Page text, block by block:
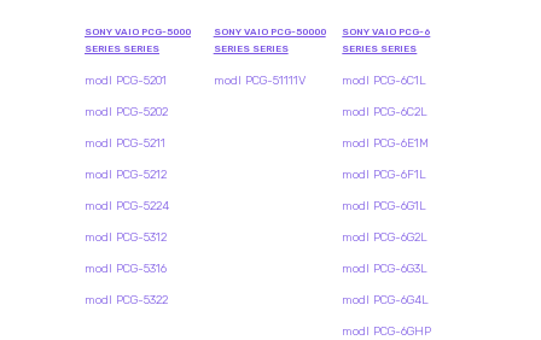
SONY VAIO PCG-5000
SERIES SERIES
modl PCG-5201
modl PCG-5202
modl PCG-5211
modl PCG-5212
modl PCG-5224
modl PCG-5312
modl PCG-5316
modl PCG-5322
SONY VAIO PCG-50000
SERIES SERIES
modl PCG-51111V
SONY VAIO PCG-6
SERIES SERIES
modl PCG-6C1L
modl PCG-6C2L
modl PCG-6E1M
modl PCG-6F1L
modl PCG-6G1L
modl PCG-6G2L
modl PCG-6G3L
modl PCG-6G4L
modl PCG-6GHP